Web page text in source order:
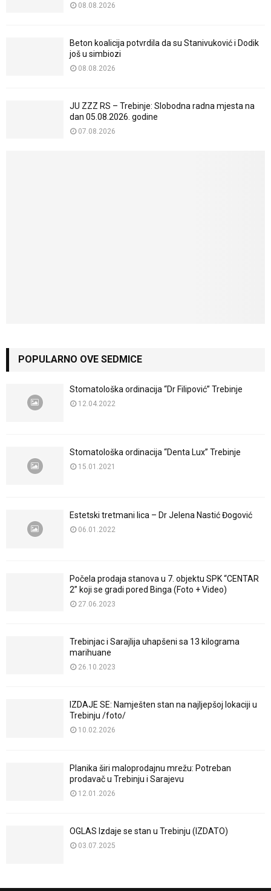
08.08.2026
Beton koalicija potvrdila da su Stanivuković i Dodik
još u simbiozi
08.08.2026
JU ZZZ RS – Trebinje: Slobodna radna mjesta na
dan 05.08.2026. godine
07.08.2026
POPULARNO OVE SEDMICE
Stomatološka ordinacija “Dr Filipović” Trebinje
12.04.2022
Stomatološka ordinacija “Denta Lux” Trebinje
15.01.2021
Estetski tretmani lica – Dr Jelena Nastić Đogović
06.01.2022
Počela prodaja stanova u 7. objektu SPK “CENTAR
2” koji se gradi pored Binga (Foto + Video)
27.06.2023
Trebinjac i Sarajlija uhapšeni sa 13 kilograma
marihuane
26.10.2023
IZDAJE SE: Namješten stan na najljepšoj lokaciji u
Trebinju /foto/
10.02.2026
Planika širi maloprodajnu mrežu: Potreban
prodavač u Trebinju i Sarajevu
12.01.2026
OGLAS Izdaje se stan u Trebinju (IZDATO)
03.07.2025